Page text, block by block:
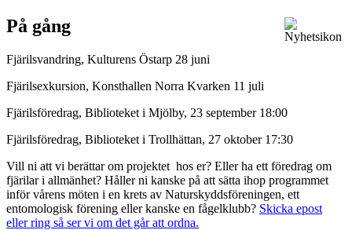
På gång
Fjärilsvandring, Kulturens Östarp 28 juni
Fjärilsexkursion, Konsthallen Norra Kvarken 11 juli
Fjärilsföredrag, Biblioteket i Mjölby, 23 september 18:00
Fjärilsföredrag, Biblioteket i Trollhättan, 27 oktober 17:30
Vill ni att vi berättar om projektet hos er? Eller ha ett föredrag om
fjärilar i allmänhet? Håller ni kanske på att sätta ihop programmet
inför vårens möten i en krets av Naturskyddsföreningen, ett
entomologisk förening eller kanske en fågelklubb? Skicka epost
eller ring så ser vi om det går att ordna.